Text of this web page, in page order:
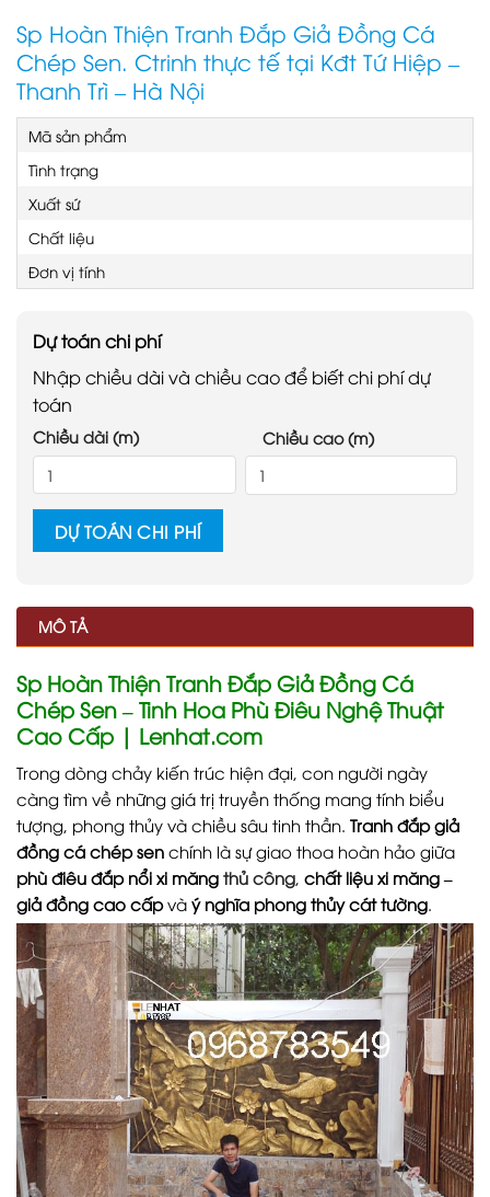
Sp Hoàn Thiện Tranh Đắp Giả Đồng Cá
Chép Sen. Ctrinh thực tế tại Kđt Tứ Hiệp –
Thanh Trì – Hà Nội
Mã sản phẩm
Tình trạng
Xuất sứ
Chất liệu
Đơn vị tính
Dự toán chi phí
Nhập chiều dài và chiều cao để biết chi phí dự
toán
Chiều dài (m) Chiều cao (m)
DỰ TOÁN CHI PHÍ
MÔ TẢ
Sp Hoàn Thiện Tranh Đắp Giả Đồng Cá
Chép Sen – Tinh Hoa Phù Điêu Nghệ Thuật
Cao Cấp | Lenhat.com
Trong dòng chảy kiến trúc hiện đại, con người ngày
càng tìm về những giá trị truyền thống mang tính biểu
tượng, phong thủy và chiều sâu tinh thần. Tranh đắp giả
đồng cá chép sen chính là sự giao thoa hoàn hảo giữa
phù điêu đắp nổi xi măng thủ công chất liệu xi măng –
giả đồng cao cấpvà ý nghĩa phong thủy cát tường